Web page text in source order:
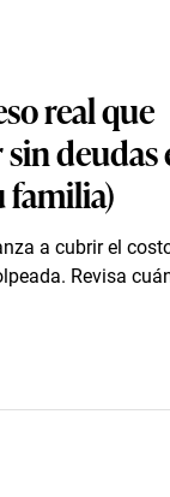
real que
deudas
familia)
a cubrir el
Revisa